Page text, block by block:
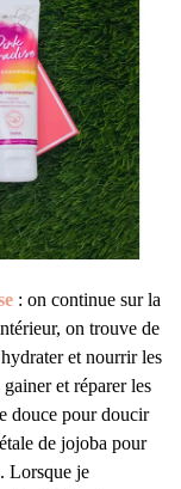
: on continue sur la
on trouve de
et nourrir les
et réparer les
douce pour doucir
de jojoba pour
Lorsque je